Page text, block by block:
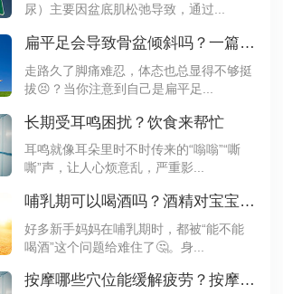
尿）主要因盆底肌松弛导致，通过...
扁平足会导致骨盆倾斜吗？一篇文章带你了解
走路久了脚痛难忍，体态也总显得不够挺
拔😣？当你注意到自己是扁平足...
长期受耳鸣困扰？饮食来帮忙
耳鸣就像耳朵里时不时传来的“嗡嗡”“嘶
嘶”声，让人心烦意乱，严重影...
哺乳期可以喝酒吗？酒精对宝宝的影响要知道
好多新手妈妈在哺乳期时，都被“能不能
喝酒”这个问题给难住了🤔。身...
按摩哪些穴位能缓解疲劳？按摩这3个穴位精力翻倍